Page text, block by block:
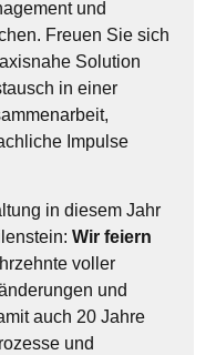
und
Freuen Sie sich
Solution
in einer
Impulse
in diesem Jahr
Wir feiern
voller
und
auch 20 Jahre
und